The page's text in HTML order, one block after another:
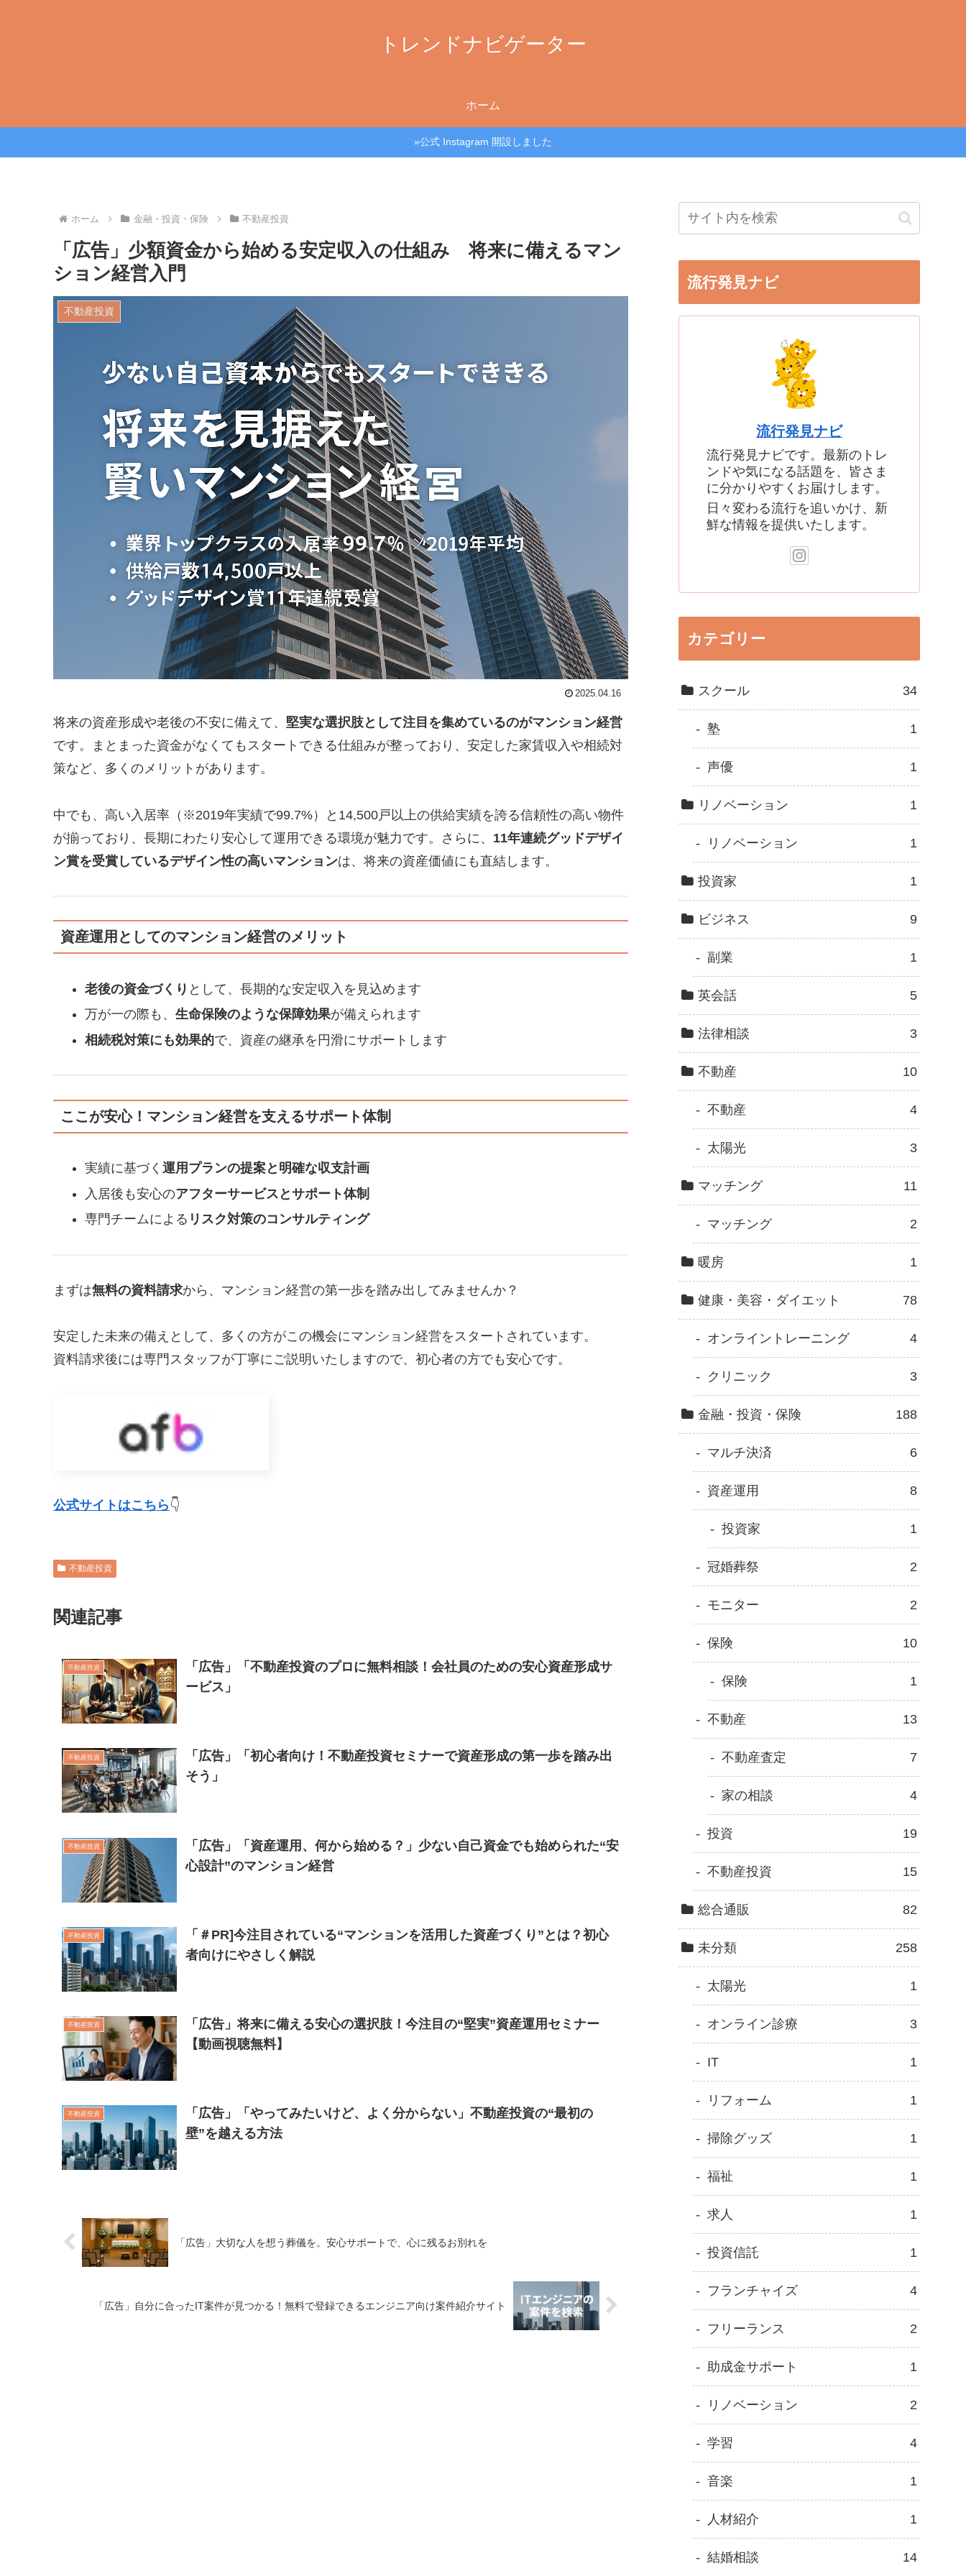
トレンドナビゲーター
ホーム
»公式 Instagram 開設しました
ホーム 金融・投資・保険 不動産投資
「広告」少額資金から始める安定収入の仕組み 将来に備えるマン
ション経営入門
不動産投資
2025.04.16
将来の資産形成や老後の不安に備えて、 堅実な選択肢として注目を集めているのがマンション経営
です。まとまった資金がなくてもスタートできる仕組みが整っており、安定した家賃収入や相続対
策など、多くのメリットがあります。
中でも、高い入居率（※2019年実績で99.7%）と14,500戸以上の供給実績を誇る信頼性の高い物件
が揃っており、長期にわたり安心して運用できる環境が魅力です。さらに、 11年連続グッドデザイ
ン賞を受賞しているデザイン性の高いマンションは、将来の資産価値にも直結します。
資産運用としてのマンション経営のメリット
老後の資金づくり として、長期的な安定収入を見込めます
万が一の際も、 生命保険のような保障効果が備えられます
相続税対策にも効果的で、資産の継承を円滑にサポートします
ここが安心！マンション経営を支えるサポート体制
実績に基づく 運用プランの提案と明確な収支計画
入居後も安心のアフターサービスとサポート体制
専門チームによる リスク対策のコンサルティング
まずは無料の資料請求から、マンション経営の第一歩を踏み出してみませんか？
安定した未来の備えとして、多くの方がこの機会にマンション経営をスタートされています。
資料請求後には専門スタッフが丁寧にご説明いたしますので、初心者の方でも安心です。
公式サイトはこちら 👇
不動産投資
関連記事
不動産投資
「広告」「不動産投資のプロに無料相談！会社員のための安心資産形成サ
ービス」
不動産投資
「広告」「初心者向け！不動産投資セミナーで資産形成の第一歩を踏み出
そう」
不動産投資
「広告」「資産運用、何から始める？」少ない自己資金でも始められた“安
心設計”のマンション経営
不動産投資
「＃PR]今注目されている“マンションを活用した資産づくり”とは？初心
者向けにやさしく解説
不動産投資
「広告」将来に備える安心の選択肢！今注目の“堅実”資産運用セミナー
【動画視聴無料】
不動産投資
「広告」「やってみたいけど、よく分からない」不動産投資の“最初の
壁”を越える方法
「広告」大切な人を想う葬儀を。安心サポートで、心に残るお別れを
「広告」自分に合ったIT案件が見つかる！無料で登録できるエンジニア向け案件紹介サイト
流行発見ナビ
流行発見ナビ
流行発見ナビです。最新のトレ
ンドや気になる話題を、皆さま
に分かりやすくお届けします。
日々変わる流行を追いかけ、新
鮮な情報を提供いたします。
カテゴリー
スクール 34
塾 1
声優 1
リノベーション 1
リノベーション 1
投資家 1
ビジネス 9
副業 1
英会話 5
法律相談 3
不動産 10
不動産 4
太陽光 3
マッチング 11
マッチング 2
暖房 1
健康・美容・ダイエット 78
オンライントレーニング 4
クリニック 3
金融・投資・保険 188
マルチ決済 6
資産運用 8
投資家 1
冠婚葬祭 2
モニター 2
保険 10
保険 1
不動産 13
不動産査定 7
家の相談 4
投資 19
不動産投資 15
総合通販 82
未分類 258
太陽光 1
オンライン診療 3
IT 1
リフォーム 1
掃除グッズ 1
福祉 1
求人 1
投資信託 1
フランチャイズ 4
フリーランス 2
助成金サポート 1
リノベーション 2
学習 4
音楽 1
人材紹介 1
結婚相談 14